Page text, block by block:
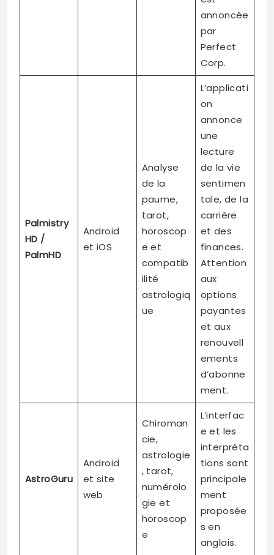
annoncée
par
Perfect
Corp.
Palmistry
HD /
PalmHD
Android
et iOS
Analyse
de la
paume,
tarot,
horoscop
e et
compatib
ilité
astrologiq
ue
L’applicati
on
annonce
une
lecture
de la vie
sentimen
tale, de la
carrière
et des
finances.
Attention
aux
options
payantes
et aux
renouvell
ements
d’abonne
ment.
AstroGuru
Android
et site
web
Chiroman
cie,
astrologie
, tarot,
numérolo
gie et
horoscop
e
L’interfac
e et les
interpréta
tions sont
principale
ment
proposée
s en
anglais.